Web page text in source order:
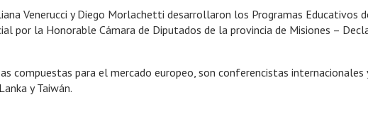
Venerucci y Diego Morlachetti desarrollaron los Programas Educativos
por la Honorable Cámara de Diputados de la provincia de Misiones –
compuestas para el mercado europeo, son conferencistas
y Taiwán.